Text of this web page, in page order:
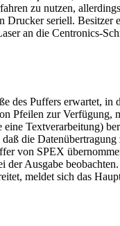
zu nutzen,
seriell.
an die Centronics-
Puffers erwartet,
Pfeilen zur
Textverarbeitung)
die
von SPEX
Ausgabe
meldet sich das